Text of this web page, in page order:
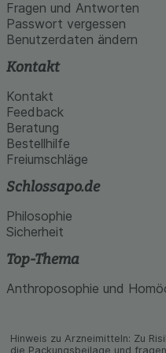
Werbung auf
zu gestalten. Bitte
hierfür teilweise an
soziale Medien
Fragen und Antworten
Passwort vergessen
Benutzerdaten ändern
Kontakt
Kontakt
Feedback
Beratung
Bestellhilfe
Freiumschläge
Schlossapo.de
Philosophie
Sicherheit
Top-Thema
Anthroposophie und
Hinweis zu Arzneimitteln: Zu
die Packungs­beilage und